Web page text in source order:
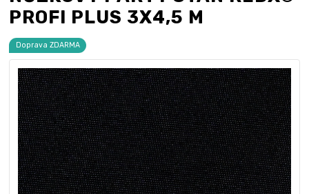
PROFI PLUS 3X4,5 M
Doprava ZDARMA